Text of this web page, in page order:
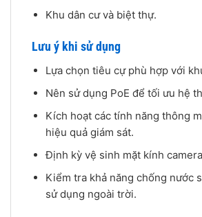
Khu dân cư và biệt thự.
Lưu ý khi sử dụng
Lựa chọn tiêu cự phù hợp với
Nên sử dụng PoE để tối ưu hệ
Kích hoạt các tính năng thông
hiệu quả giám sát.
Định kỳ vệ sinh mặt kính
Kiểm tra khả năng chống nước
sử dụng ngoài trời.